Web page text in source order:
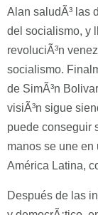
Alan saludÃ³ las
del socialismo, y
revoluciÃ³n
socialismo.
de SimÃ³n
visiÃ³n sigue
puede conseguir
manos se une
América Latina,
Después de las